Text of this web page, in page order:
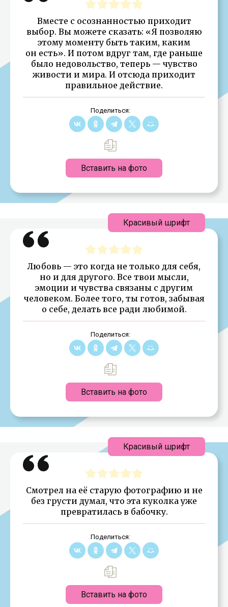
Вместе с осознанностью приходит
выбор. Вы можете сказать: «Я позволяю
этому моменту быть таким, каким
он есть». И потом вдруг там, где раньше
было недовольство, теперь — чувство
живости и мира. И отсюда приходит
правильное действие.
Поделиться:
Вставить на фото
Любовь — это когда не только для себя,
но и для другого. Все твои мысли,
эмоции и чувства связаны с другим
человеком. Более того, ты готов, забывая
о себе, делать все ради любимой.
Поделиться:
Вставить на фото
Красивый шрифт
Смотрел на её старую фотографию и не
без грусти думал, что эта куколка уже
превратилась в бабочку.
Поделиться:
Вставить на фото
Красивый шрифт